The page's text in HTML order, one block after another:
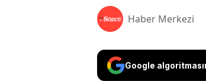
Haber Merkezi
Google